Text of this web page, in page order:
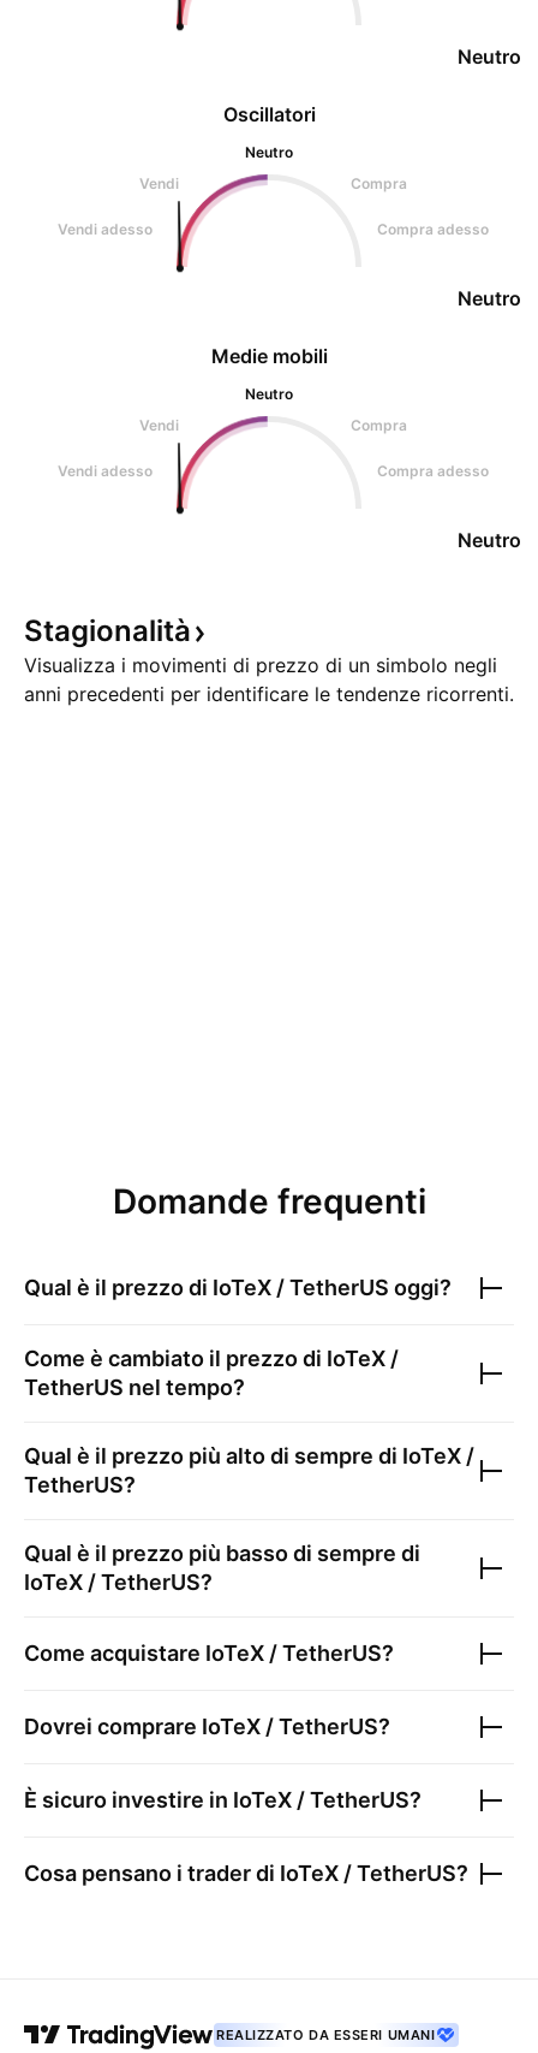
Oscillatori
Neutro
Vendi
Compra
Vendi adesso Compra adesso
Neutro
Neutro
Medie mobili
Neutro
Vendi
Compra
Vendi adesso Compra adesso
Neutro
Stagionalità
Visualizza i movimenti di prezzo di un simbolo negli
anni precedenti per identificare le tendenze ricorrenti.
Domande frequenti
Qual è il prezzo di IoTeX / TetherUS oggi?
Come è cambiato il prezzo di IoTeX /
TetherUS nel tempo?
Qual è il prezzo più alto di sempre di IoTeX /
TetherUS?
Qual è il prezzo più basso di sempre di
IoTeX / TetherUS?
Come acquistare IoTeX / TetherUS?
Dovrei comprare IoTeX / TetherUS?
È sicuro investire in IoTeX / TetherUS?
Cosa pensano i trader di IoTeX / TetherUS?
REALIZZATO DA ESSERI UMANI